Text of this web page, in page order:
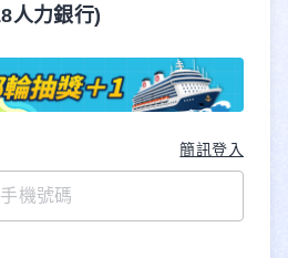
人力銀行)
簡訊登入